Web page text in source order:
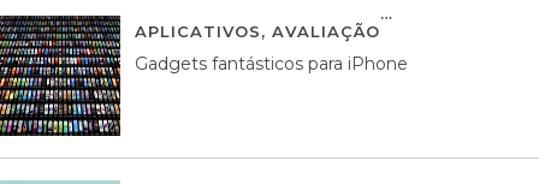
APLICATIVOS, AVALIAÇÃO
Gadgets fantásticos para iPhone